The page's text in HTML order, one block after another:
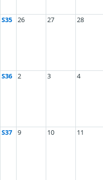
S35 26 27 28
S36 2 3 4
S37 9 10 11